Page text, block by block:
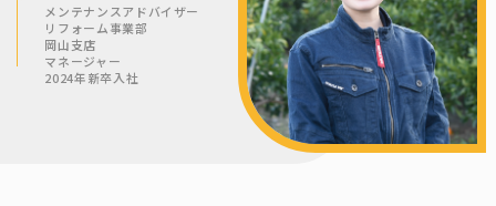
メンテナンスアドバイザー
リフォーム事業部
岡山支店
マネージャー
2024年新卒入社